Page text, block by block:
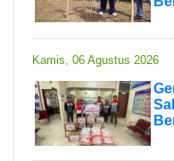
Kamis, 06 Agustus 2026